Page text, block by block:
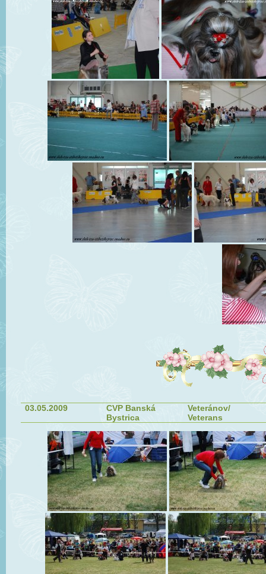
03.05.2009
CVP Banská
Bystrica
Veteránov/
Veterans